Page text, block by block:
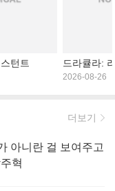
턴트 드라큘라:
2026-08-26
더보기
아니란 걸 보여주고
혁